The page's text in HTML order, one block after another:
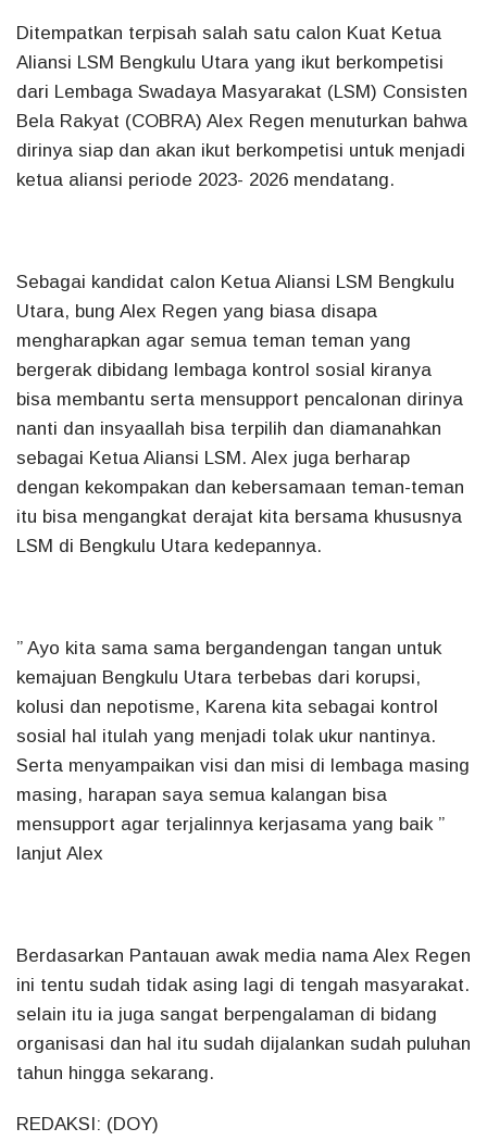
Ditempatkan terpisah salah satu calon Kuat Ketua
Aliansi LSM Bengkulu Utara yang ikut berkompetisi
dari Lembaga Swadaya Masyarakat (LSM) Consisten
Bela Rakyat (COBRA) Alex Regen menuturkan bahwa
dirinya siap dan akan ikut berkompetisi untuk menjadi
ketua aliansi periode 2023- 2026 mendatang.
Sebagai kandidat calon Ketua Aliansi LSM Bengkulu
Utara, bung Alex Regen yang biasa disapa
mengharapkan agar semua teman teman yang
bergerak dibidang lembaga kontrol sosial kiranya
bisa membantu serta mensupport pencalonan dirinya
nanti dan insyaallah bisa terpilih dan diamanahkan
sebagai Ketua Aliansi LSM. Alex juga berharap
dengan kekompakan dan kebersamaan teman-teman
itu bisa mengangkat derajat kita bersama khususnya
LSM di Bengkulu Utara kedepannya.
” Ayo kita sama sama bergandengan tangan untuk
kemajuan Bengkulu Utara terbebas dari korupsi,
kolusi dan nepotisme, Karena kita sebagai kontrol
sosial hal itulah yang menjadi tolak ukur nantinya.
Serta menyampaikan visi dan misi di lembaga masing
masing, harapan saya semua kalangan bisa
mensupport agar terjalinnya kerjasama yang baik ”
lanjut Alex
Berdasarkan Pantauan awak media nama Alex Regen
ini tentu sudah tidak asing lagi di tengah masyarakat.
selain itu ia juga sangat berpengalaman di bidang
organisasi dan hal itu sudah dijalankan sudah puluhan
tahun hingga sekarang.
REDAKSI: (DOY)